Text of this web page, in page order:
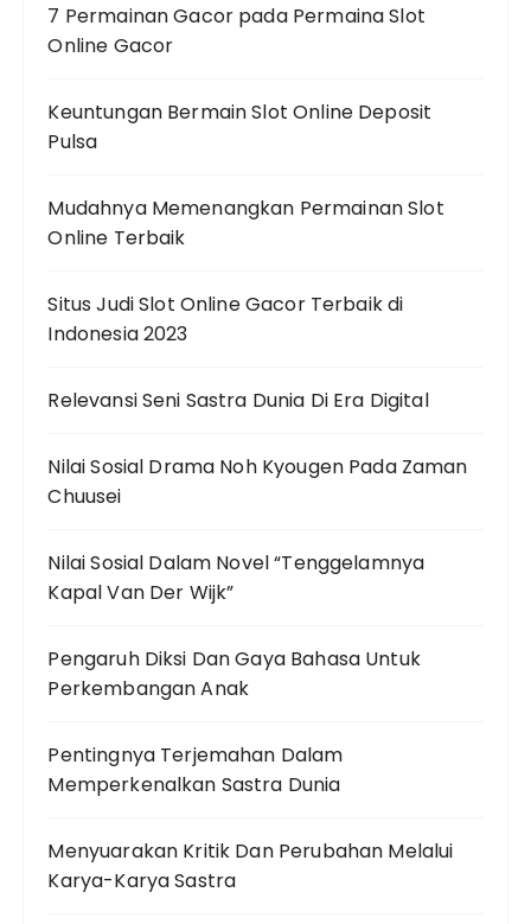
7 Permainan Gacor pada Permaina Slot
Online Gacor
Keuntungan Bermain Slot Online Deposit
Pulsa
Mudahnya Memenangkan Permainan Slot
Online Terbaik
Situs Judi Slot Online Gacor Terbaik di
Indonesia 2023
Relevansi Seni Sastra Dunia Di Era Digital
Nilai Sosial Drama Noh Kyougen Pada Zaman
Chuusei
Nilai Sosial Dalam Novel “Tenggelamnya
Kapal Van Der Wijk”
Pengaruh Diksi Dan Gaya Bahasa Untuk
Perkembangan Anak
Pentingnya Terjemahan Dalam
Memperkenalkan Sastra Dunia
Menyuarakan Kritik Dan Perubahan Melalui
Karya-Karya Sastra